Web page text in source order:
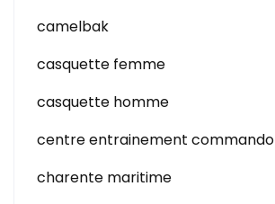
camelbak
casquette femme
casquette homme
centre entrainement commando
charente maritime